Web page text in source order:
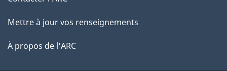
l
a
é
t
ce
site
Mettre à jour vos renseignements
À propos de l'ARC